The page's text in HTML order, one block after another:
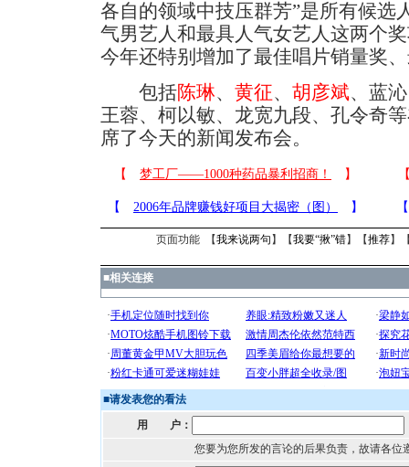
各自的领域中技压群芳”是所有候选
气男艺人和最具人气女艺人这两个
今年还特别增加了最佳唱片销量奖
包括陈琳、 黄征、 胡彦斌、蓝
王蓉、柯以敏、龙宽九段、孔令奇
席了今天的新闻发布会。
页面功能 【我来说两句 】【我要“揪”错】【推荐】
■相关连接
■请发表您的看法
用 户：
您要为您所发的言论的后果负责，故请各位